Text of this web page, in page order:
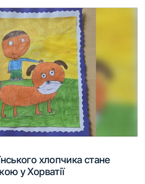
хлопчика стане
у Хорватії